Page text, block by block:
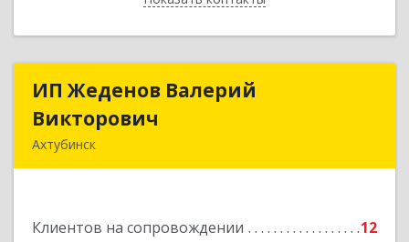
ИП Жеденов Валерий
Викторович
Ахтубинск
Клиентов на сопровождении 12
ИП Жеденов Валерий
Подробнее